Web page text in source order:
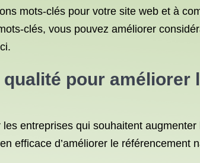
mots-clés pour votre site web et à
clés, vous pouvez améliorer
pour améliorer
entreprises qui souhaitent
efficace d’améliorer le référencement